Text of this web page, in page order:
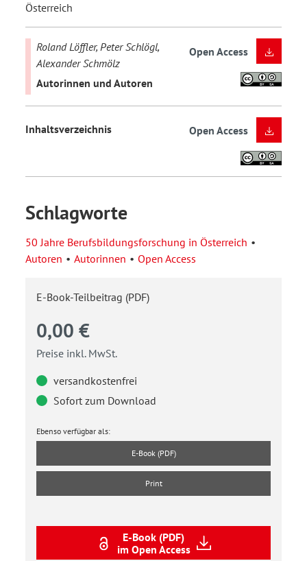
Österreich
Roland Löffler, Peter Schlögl,
Alexander Schmölz
Autorinnen und Autoren
Open Access
Inhaltsverzeichnis Open Access
Schlagworte
50 Jahre Berufsbildungsforschung in Österreich
Autoren
Autorinnen Open Access
E-Book-Teilbeitrag (PDF)
0,00 €
Preise inkl. MwSt.
versandkostenfrei
Sofort zum Download
Ebenso verfügbar als:
E-Book (PDF)
Print
E-Book (PDF)
im Open Access